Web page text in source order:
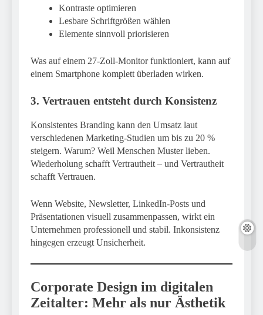
Kontraste optimieren
Lesbare Schriftgrößen wählen
Elemente sinnvoll priorisieren
Was auf einem 27-Zoll-Monitor funktioniert, kann auf
einem Smartphone komplett überladen wirken.
3. Vertrauen entsteht durch Konsistenz
Konsistentes Branding kann den Umsatz laut
verschiedenen Marketing-Studien um bis zu 20 %
steigern. Warum? Weil Menschen Muster lieben.
Wiederholung schafft Vertrautheit – und Vertrautheit
schafft Vertrauen.
Wenn Website, Newsletter, LinkedIn-Posts und
Präsentationen visuell zusammenpassen, wirkt ein
Unternehmen professionell und stabil. Inkonsistenz
hingegen erzeugt Unsicherheit.
Corporate Design im digitalen
Zeitalter: Mehr als nur Ästhetik